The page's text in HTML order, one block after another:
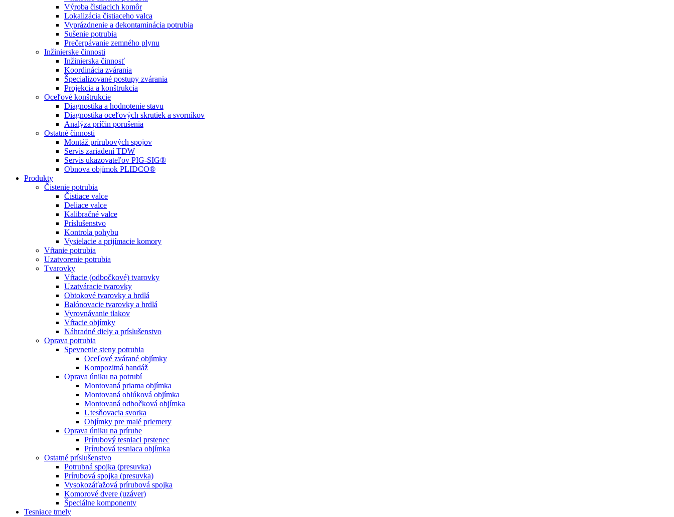
Výroba čistiacich komôr
Lokalizácia čistiaceho valca
Vyprázdnenie a dekontaminácia potrubia
Sušenie potrubia
Prečerpávanie zemného plynu
Inžinierske činnosti
Inžinierska činnosť
Koordinácia zvárania
Špecializované postupy zvárania
Projekcia a konštrukcia
Oceľové konštrukcie
Diagnostika a hodnotenie stavu
Diagnostika oceľových skrutiek a svorníkov
Analýza príčin porušenia
Ostatné činnosti
Montáž prírubových spojov
Servis zariadení TDW
Servis ukazovateľov PIG-SIG®
Obnova objímok PLIDCO®
Produkty
Čistenie potrubia
Čistiace valce
Deliace valce
Kalibračné valce
Príslušenstvo
Kontrola pohybu
Vysielacie a prijímacie komory
Vŕtanie potrubia
Uzatvorenie potrubia
Tvarovky
Vŕtacie (odbočkové) tvarovky
Uzatváracie tvarovky
Obtokové tvarovky a hrdlá
Balónovacie tvarovky a hrdlá
Vyrovnávanie tlakov
Vŕtacie objímky
Náhradné diely a príslušenstvo
Oprava potrubia
Spevnenie steny potrubia
Oceľové zvárané objímky
Kompozitná bandáž
Oprava úniku na potrubí
Montovaná priama objímka
Montovaná oblúková objímka
Montovaná odbočková objímka
Utesňovacia svorka
Objímky pre malé priemery
Oprava úniku na prírube
Prírubový tesniaci prstenec
Prírubová tesniaca objímka
Ostatné príslušenstvo
Potrubná spojka (presuvka)
Prírubová spojka (presuvka)
Vysokozáťažová prírubová spojka
Komorové dvere (uzáver)
Špeciálne komponenty
Tesniace tmely